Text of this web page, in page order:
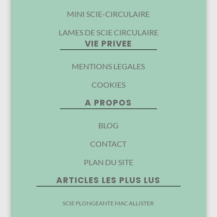
MINI SCIE-CIRCULAIRE
LAMES DE SCIE CIRCULAIRE
VIE PRIVEE
MENTIONS LEGALES
COOKIES
A PROPOS
BLOG
CONTACT
PLAN DU SITE
ARTICLES LES PLUS LUS
SCIE PLONGEANTE MAC ALLISTER